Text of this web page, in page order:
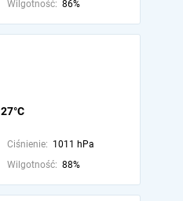
Wilgotność: 86%
27°C
Ciśnienie: 1011 hPa
Wilgotność: 88%